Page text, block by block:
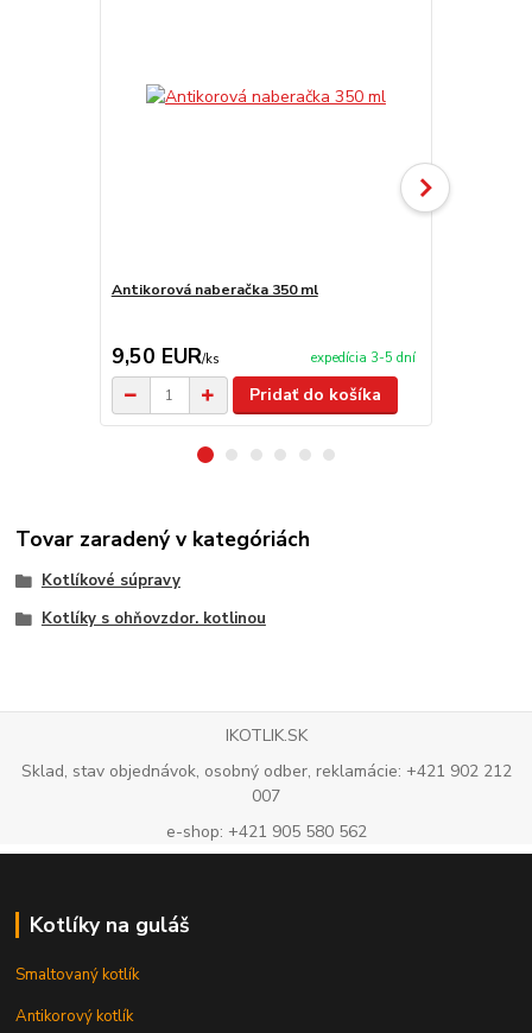
Antikorová naberačka 350 ml
9,50 EUR/ks expedícia 3-5 dní
Pridať do košíka
Tovar zaradený v kategóriách
Kotlíkové súpravy
Kotlíky s ohňovzdor. kotlinou
IKOTLIK.SK
Sklad, stav objednávok, osobný odber, reklamácie: +421 902 212
007
e-shop: +421 905 580 562
Kotlíky na guláš
Smaltovaný kotlík
Antikorový kotlík